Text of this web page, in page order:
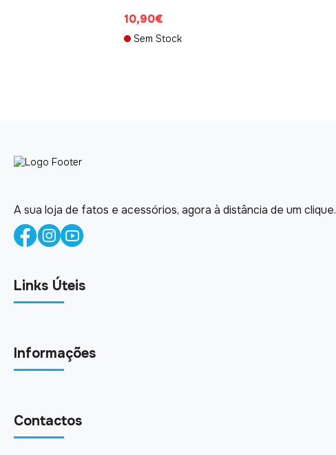
10,90€
Sem Stock
A sua loja de fatos e acessórios, agora à distância de um clique.
Links Úteis
Informações
Contactos